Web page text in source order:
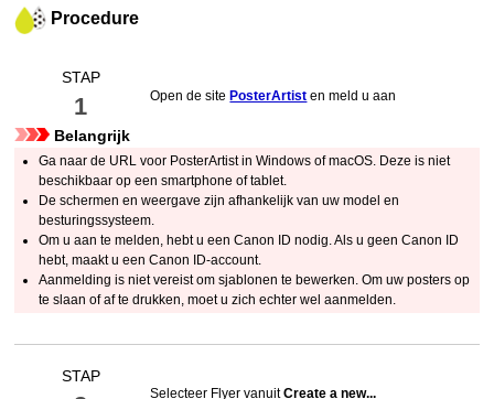
Procedure
STAP
1 Open de sitePosterArtist en meld u aan
Belangrijk
Ga naar de URL voor PosterArtistinWindows ofmacOS. Deze is niet
beschikbaar op een smartphone of tablet.
De schermen en weergave zijn afhankelijk van uw model en
besturingssysteem.
Om u aan te melden, hebt u eenCanon ID nodig. Als u geenCanon ID
hebt, maakt u eenCanon ID-account.
Aanmelding is niet vereist om sjablonen te bewerken. Om uw posters op
te slaan of af te drukken, moet u zich echter wel aanmelden.
STAP
Selecteer Flyer vanuitCreate a new...